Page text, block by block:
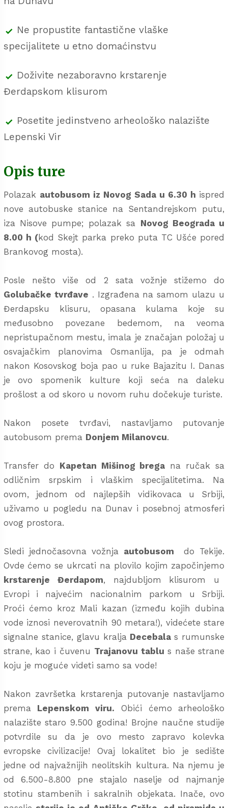
Ne propustite fantastične vlaške
specijalitete u etno domaćinstvu
Doživite nezaboravno krstarenje
Đerdapskom klisurom
Posetite jedinstveno arheološko nalazište
Lepenski Vir
Opis ture
Polazak autobusom iz Novog Sada u 6.30 h ispred
nove autobuske stanice na Sentandrejskom putu,
iza Nisove pumpe; polazak sa Novog Beograda u
8.00 h (kod Skejt parka preko puta TC Ušće pored
Brankovog mosta).
Posle nešto više od 2 sata vožnje stižemo do
Golubačke tvrđave . Izgrađena na samom ulazu u
Đerdapsku klisuru, opasana kulama koje su
međusobno povezane bedemom, na veoma
nepristupačnom mestu, imala je značajan položaj u
osvajačkim planovima Osmanlija, pa je odmah
nakon Kosovskog boja pao u ruke Bajazitu I. Danas
je ovo spomenik kulture koji seća na daleku
prošlost a od skoro u novom ruhu dočekuje turiste.
Nakon posete tvrđavi, nastavljamo putovanje
autobusom prema Donjem Milanovcu.
Transfer do Kapetan Mišinog brega na ručak sa
odličnim srpskim i vlaškim specijalitetima. Na
ovom, jednom od najlepših vidikovaca u Srbiji,
uživamo u pogledu na Dunav i posebnoj atmosferi
ovog prostora.
Sledi jednočasovna vožnja autobusom do Tekije.
Ovde ćemo se ukrcati na plovilo kojim započinjemo
krstarenje Đerdapom, najdubljom klisurom u
Evropi i najvećim nacionalnim parkom u Srbiji.
Proći ćemo kroz Mali kazan (između kojih dubina
vode iznosi neverovatnih 90 metara!), videćete stare
signalne stanice, glavu kralja Decebalas rumunske
strane, kao i čuvenu Trajanovu tablu s naše strane
koju je moguće videti samo sa vode!
Nakon završetka krstarenja putovanje nastavljamo
prema Lepenskom viru. Obići ćemo arheološko
nalazište staro 9.500 godina! Brojne naučne studije
potvrdile su da je ovo mesto zapravo kolevka
evropske civilizacije! Ovaj lokalitet bio je sedište
jedne od najvažnijih neolitskih kultura. Na njemu je
od 6.500-8.800 pne stajalo naselje od najmanje
stotinu stambenih i sakralnih objekata. Inače, ovo